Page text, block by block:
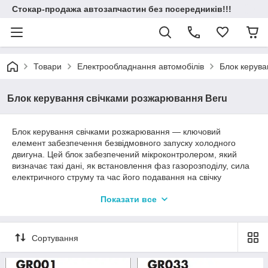
Стокар-продажа автозапчастин без посередників!!!
Товари Електрообладнання автомобілів Блок
Блок керування свічками розжарювання Beru
Блок керування свічками розжарювання — ключовий
елемент забезпечення безвідмовного запуску холодного
двигуна. Цей блок забезпечений мікроконтролером, який
визначає такі дані, як встановлення фаз газорозподілу, сила
електричного струму та час його подавання на свічку
технології, реалізовані в блоці керування свічками
підвищують ефективність процесу запалювання, набагато
прискорюючи його, особливо за низьких температур.
Особливості
Показати все
Сортування